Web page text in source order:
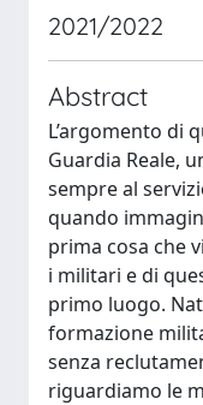
2021/2022
Abstract
L’argomento di
Guardia Reale,
sempre al
quando
prima cosa che
i militari e di
primo luogo.
formazione
senza
riguardiamo le